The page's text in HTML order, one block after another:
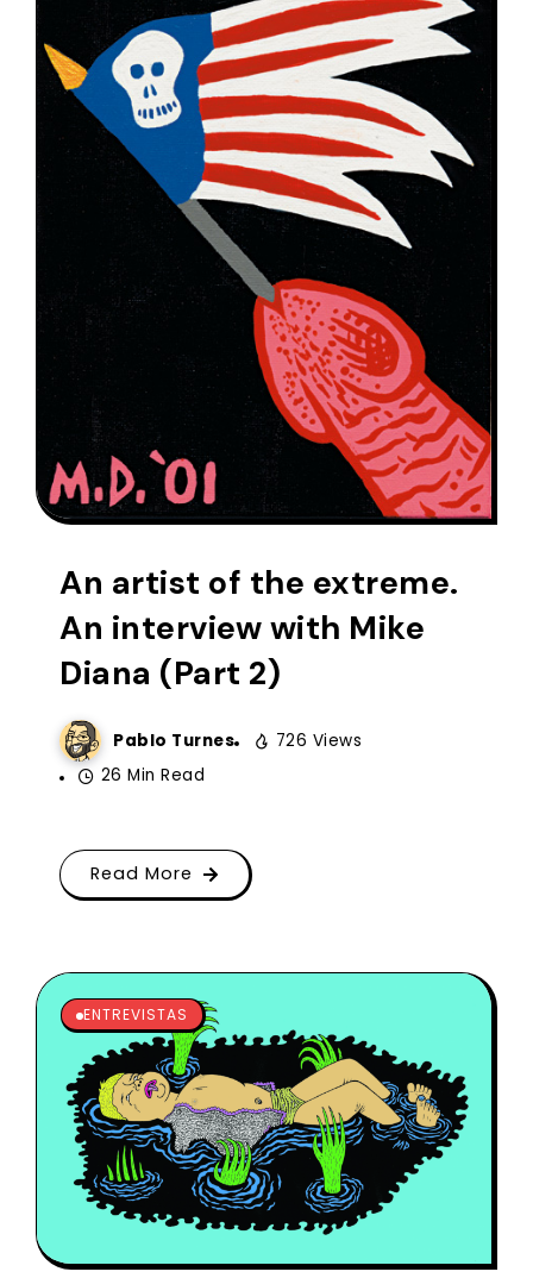
An artist of the extreme.
An interview with Mike
Diana (Part 2)
Pablo Turnes
726 Views
26 Min Read
Read More
ENTREVISTAS